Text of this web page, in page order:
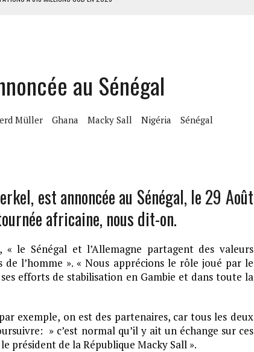
ILLÉGAUX
DES ZONES À RISQUE au Sénégal
Müller Ghana Macky Sall Nigéria Sénégal
est annoncée au Sénégal, le 29 Août
africaine, nous dit-on.
« le Sénégal et l’Allemagne partagent des valeurs
l’homme ». « Nous apprécions le rôle joué par le
efforts de stabilisation en Gambie et dans toute la
exemple, on est des partenaires, car tous les deux
» c’est normal qu’il y ait un échange sur ces
président de la République Macky Sall ».